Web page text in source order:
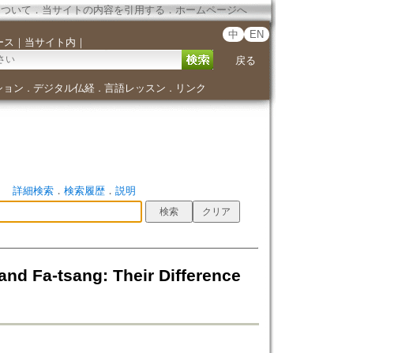
いて．当サイトの内容を引用する ． ホームページへ
ス ｜ 当サイト内 ｜
中 EN
戻る
ョン ． デジタル仏経． 言語レッスン ． リンク
詳細検索． 検索履歴． 説明
Fa-tsang: Their Difference